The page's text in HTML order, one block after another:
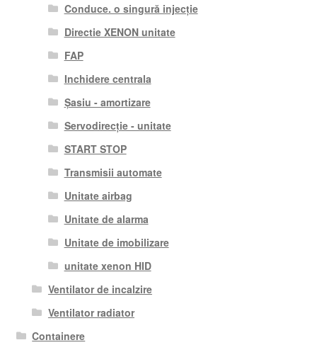
Conduce. o singură injecție
Directie XENON unitate
FAP
Inchidere centrala
Șasiu - amortizare
Servodirecție - unitate
START STOP
Transmisii automate
Unitate airbag
Unitate de alarma
Unitate de imobilizare
unitate xenon HID
Ventilator de incalzire
Ventilator radiator
Containere